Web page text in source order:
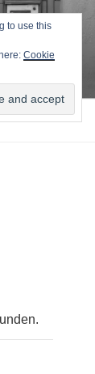
to use this
Cookie